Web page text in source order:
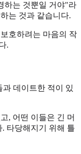
하는 것뿐일 거야"라
는 것과 같습니다.
호하려는 마음의 작
.
데이트한 적이 있
, 어떤 이들은 긴 머
타당해지기 위해 틀